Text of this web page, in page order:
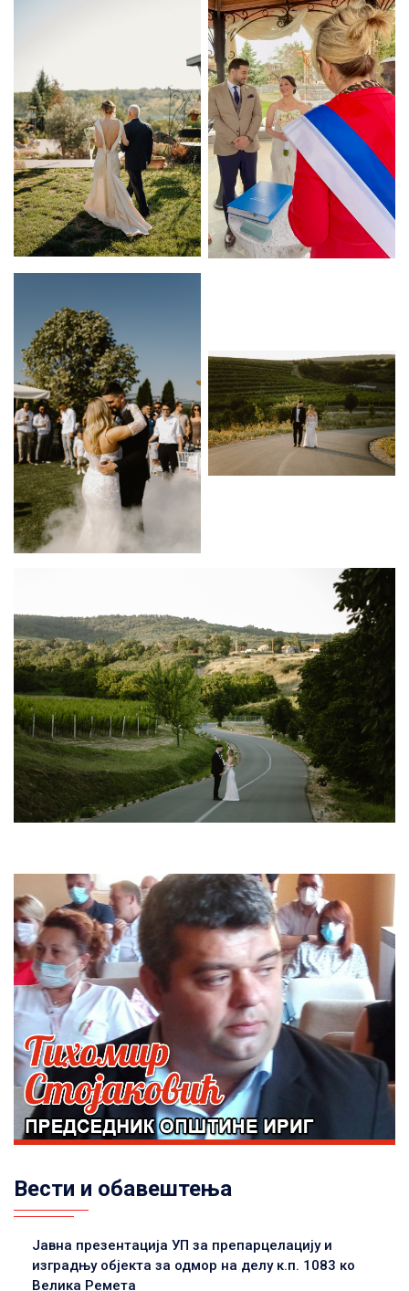
Вести и обавештења
Јавна презентација УП за препарцелацију и
изградњу објекта за одмор на делу к.п. 1083 ко
Велика Ремета